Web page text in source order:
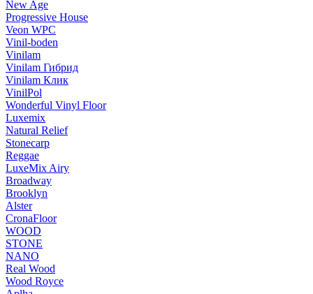
New Age
Progressive House
Veon WPC
Vinil-boden
Vinilam
Vinilam Гибрид
Vinilam Клик
VinilPol
Wonderful Vinyl Floor
Luxemix
Natural Relief
Stonecarp
Reggae
LuxeMix Airy
Broadway
Brooklyn
Alster
CronaFloor
WOOD
STONE
NANO
Real Wood
Wood Royce